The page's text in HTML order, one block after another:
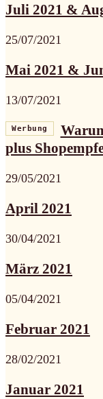
Juli 2021 &
25/07/2021
Mai 2021 &
13/07/2021
Werbung
plus
29/05/2021
April 2021
30/04/2021
März 2021
05/04/2021
Februar 2021
28/02/2021
Januar 2021